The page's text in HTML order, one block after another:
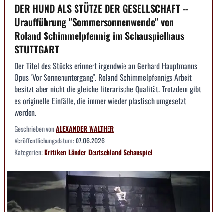
DER HUND ALS STÜTZE DER GESELLSCHAFT --
Uraufführung "Sommersonnenwende" von
Roland Schimmelpfennig im Schauspielhaus
STUTTGART
Der Titel des Stücks erinnert irgendwie an Gerhard Hauptmanns
Opus "Vor Sonnenuntergang". Roland Schimmelpfennigs Arbeit
besitzt aber nicht die gleiche literarische Qualität. Trotzdem gibt
es originelle Einfälle, die immer wieder plastisch umgesetzt
werden.
Geschrieben vonALEXANDER WALTHER
Veröffentlichungsdatum:07.06.2026
Kategorien:KritikenLänderDeutschlandSchauspiel